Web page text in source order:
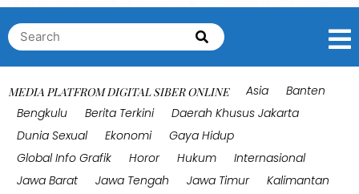
Search
for:
Search
MEDIA PLATFROM DIGITAL SIBER ONLINE Asia
Banten
Bengkulu
Berita Terkini
Daerah Khusus Jakarta
Dunia Sexual
Ekonomi
Gaya Hidup
Global Info Grafik
Horor Hukum
Internasional
Jawa Barat
Jawa Tengah Jawa Timur
Kalimantan